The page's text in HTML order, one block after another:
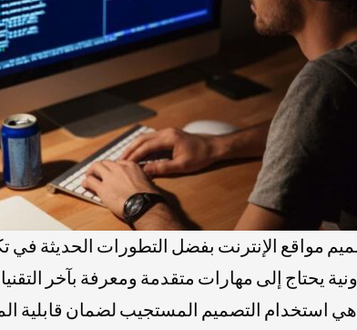
مواقع الإنترنت بفضل التطورات الحديثة في
يحتاج إلى مهارات متقدمة ومعرفة بآخر